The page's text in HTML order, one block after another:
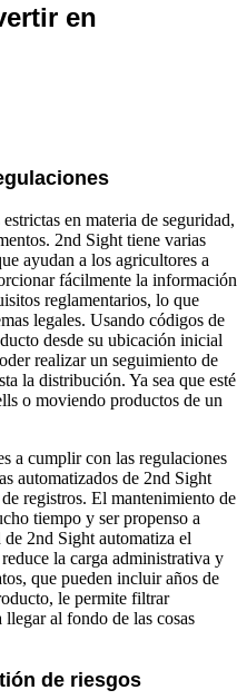
en
en materia de seguridad,
2nd Sight tiene varias
ayudan a los agricultores a
fácilmente la información
reglamentarios, lo que
legales. Usando códigos de
desde su ubicación inicial
realizar un seguimiento de
la distribución. Ya sea que esté
o moviendo productos de un
a cumplir con las regulaciones
automatizados de 2nd Sight
registros. El mantenimiento de
tiempo y ser propenso a
2nd Sight automatiza el
la carga administrativa y
que pueden incluir años de
le permite filtrar
al fondo de las cosas
de riesgos